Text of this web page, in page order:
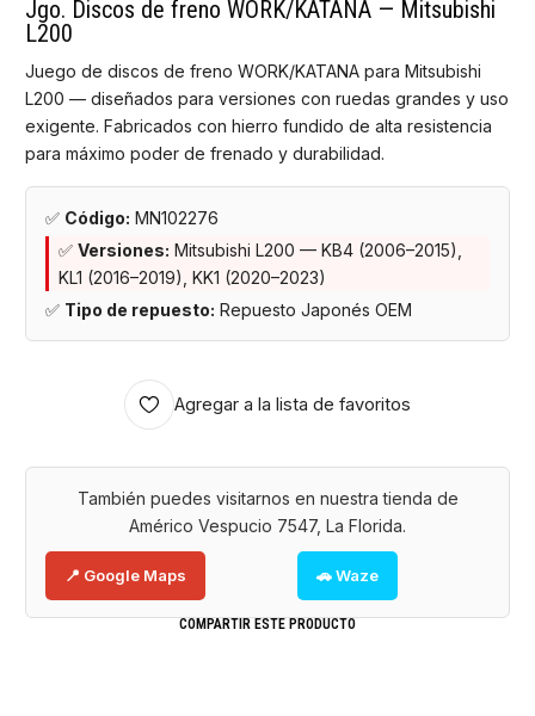
Jgo. Discos de freno WORK/KATANA — Mitsubishi
L200
Juego de discos de freno WORK/KATANA para Mitsubishi
L200 — diseñados para versiones con ruedas grandes y uso
exigente. Fabricados con hierro fundido de alta resistencia
para máximo poder de frenado y durabilidad.
✅ Código: MN102276
✅ Versiones: Mitsubishi L200 — KB4 (2006–2015),
KL1 (2016–2019), KK1 (2020–2023)
✅ Tipo de repuesto: Repuesto Japonés OEM
Agregar a la lista de favoritos
También puedes visitarnos en nuestra tienda de
Américo Vespucio 7547, La Florida.
📍 Google Maps 🚗 Waze
COMPARTIR ESTE PRODUCTO